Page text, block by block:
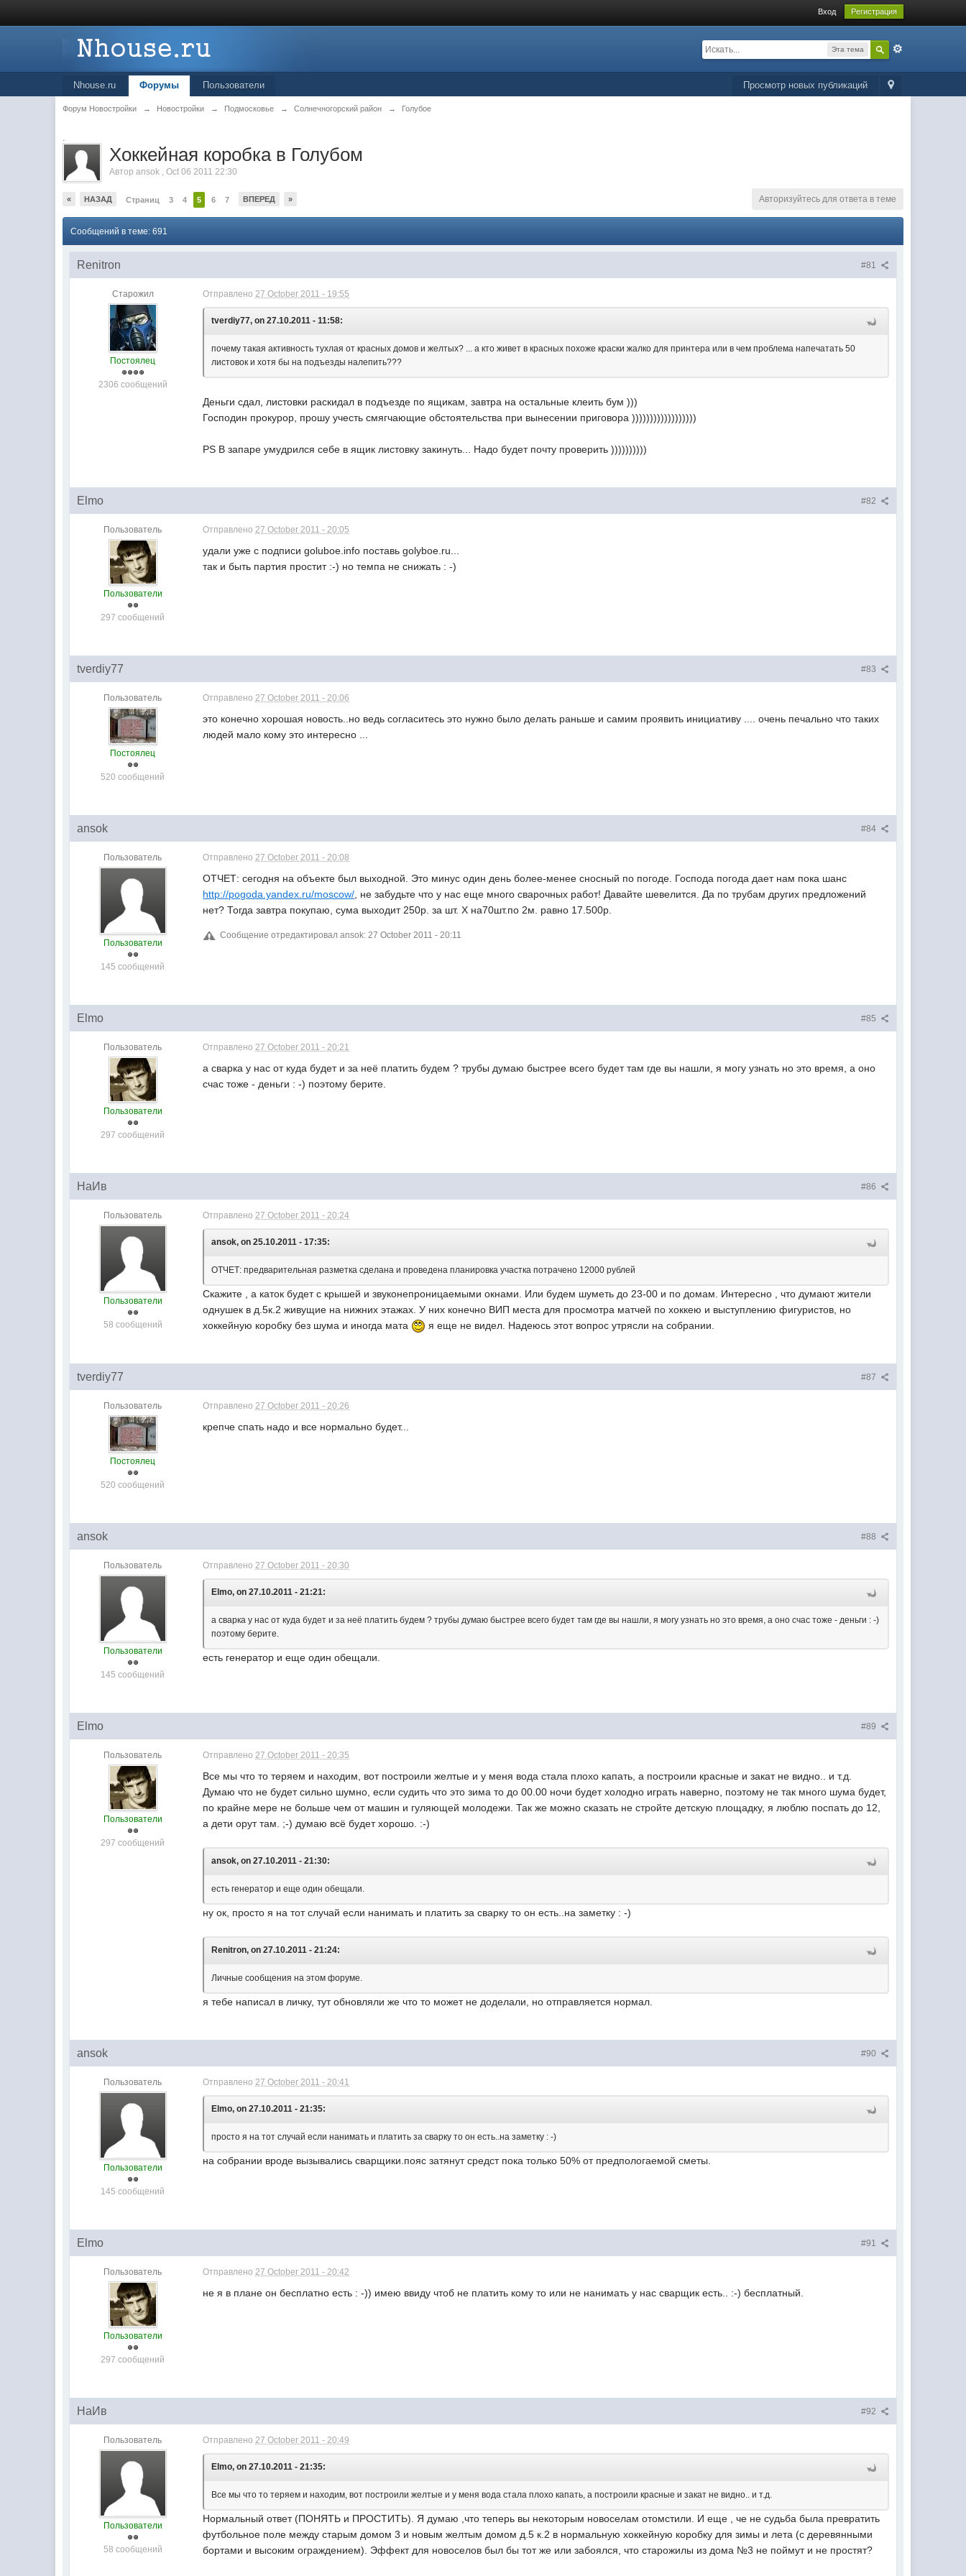
Вход Регистрация
Эта тема
Просмотр новых публикаций
Nhouse.ru Форумы Пользователи
Форум Новостройки → Новостройки → Подмосковье → Солнечногорский район → Голубое
.
Хоккейная коробка в Голубом
Авторansok ,Oct 06 2011 22:30
« НАЗАД Страниц 3 4 5 6 7 ВПЕРЕД » Авторизуйтесь для ответа в теме
Сообщений в теме: 691
#81
Renitron
Старожил
Постоялец
2306 сообщений
Отправлено27 October 2011 - 19:55
tverdiy77, on 27.10.2011 - 11:58:
почему такая активность тухлая от красных домов и желтых? ... а кто живет в красных похоже краски жалко для принтера или в чем проблема напечатать 50
листовок и хотя бы на подъезды налепить???
Деньги сдал, листовки раскидал в подъезде по ящикам, завтра на остальные клеить бум )))
Господин прокурор, прошу учесть смягчающие обстоятельства при вынесении приговора ))))))))))))))))))
PS В запаре умудрился себе в ящик листовку закинуть... Надо будет почту проверить ))))))))))
#82
Elmo
Пользователь
Пользователи
297 сообщений
Отправлено27 October 2011 - 20:05
удали уже с подписи goluboe.info поставь golyboe.ru...
так и быть партия простит :-) но темпа не снижать : -)
#83
tverdiy77
Пользователь
Постоялец
520 сообщений
Отправлено27 October 2011 - 20:06
это конечно хорошая новость..но ведь согласитесь это нужно было делать раньше и самим проявить инициативу .... очень печально что таких
людей мало кому это интересно ...
#84
ansok
Пользователь
Пользователи
145 сообщений
Отправлено27 October 2011 - 20:08
ОТЧЕТ: сегодня на объекте был выходной. Это минус один день более-менее сносный по погоде. Господа погода дает нам пока шанс
http://pogoda.yandex.ru/moscow/ , не забудьте что у нас еще много сварочных работ! Давайте шевелится. Да по трубам других предложений
нет? Тогда завтра покупаю, сума выходит 250р. за шт. Х на70шт.по 2м. равно 17.500р.
Сообщение отредактировал ansok: 27 October 2011 - 20:11
#85
Elmo
Пользователь
Пользователи
297 сообщений
Отправлено27 October 2011 - 20:21
а сварка у нас от куда будет и за неё платить будем ? трубы думаю быстрее всего будет там где вы нашли, я могу узнать но это время, а оно
счас тоже - деньги : -) поэтому берите.
#86
НаИв
Пользователь
Пользователи
58 сообщений
Отправлено27 October 2011 - 20:24
ansok, on 25.10.2011 - 17:35:
ОТЧЕТ: предварительная разметка сделана и проведена планировка участка потрачено 12000 рублей
Скажите , а каток будет с крышей и звуконепроницаемыми окнами. Или будем шуметь до 23-00 и по домам. Интересно , что думают жители
однушек в д.5к.2 живущие на нижних этажах. У них конечно ВИП места для просмотра матчей по хоккею и выступлению фигуристов, но
хоккейную коробку без шума и иногда мата
я еще не видел. Надеюсь этот вопрос утрясли на собрании.
#87
tverdiy77
Пользователь
Постоялец
520 сообщений
Отправлено27 October 2011 - 20:26
крепче спать надо и все нормально будет...
#88
ansok
Пользователь
Пользователи
145 сообщений
Отправлено27 October 2011 - 20:30
Elmo, on 27.10.2011 - 21:21:
а сварка у нас от куда будет и за неё платить будем ? трубы думаю быстрее всего будет там где вы нашли, я могу узнать но это время, а оно счас тоже - деньги : -)
поэтому берите.
есть генератор и еще один обещали.
#89
Elmo
Пользователь
Пользователи
297 сообщений
Отправлено27 October 2011 - 20:35
Все мы что то теряем и находим, вот построили желтые и у меня вода стала плохо капать, а построили красные и закат не видно.. и т.д.
Думаю что не будет сильно шумно, если судить что это зима то до 00.00 ночи будет холодно играть наверно, поэтому не так много шума будет,
по крайне мере не больше чем от машин и гуляющей молодежи. Так же можно сказать не стройте детскую площадку, я люблю поспать до 12,
а дети орут там. ;-) думаю всё будет хорошо. :-)
ansok, on 27.10.2011 - 21:30:
есть генератор и еще один обещали.
ну ок, просто я на тот случай если нанимать и платить за сварку то он есть..на заметку : -)
Renitron, on 27.10.2011 - 21:24:
Личные сообщения на этом форуме.
я тебе написал в личку, тут обновляли же что то может не доделали, но отправляется нормал.
#90
ansok
Пользователь
Пользователи
145 сообщений
Отправлено27 October 2011 - 20:41
Elmo, on 27.10.2011 - 21:35:
просто я на тот случай если нанимать и платить за сварку то он есть..на заметку : -)
на собрании вроде вызывались сварщики.пояс затянут средст пока только 50% от предпологаемой сметы.
#91
Elmo
Пользователь
Пользователи
297 сообщений
Отправлено27 October 2011 - 20:42
не я в плане он бесплатно есть : -)) имею ввиду чтоб не платить кому то или не нанимать у нас сварщик есть.. :-) бесплатный.
#92
НаИв
Пользователь
Пользователи
58 сообщений
Отправлено27 October 2011 - 20:49
Elmo, on 27.10.2011 - 21:35:
Все мы что то теряем и находим, вот построили желтые и у меня вода стала плохо капать, а построили красные и закат не видно.. и т.д.
Нормальный ответ (ПОНЯТЬ и ПРОСТИТЬ). Я думаю ,что теперь вы некоторым новоселам отомстили. И еще , че не судьба была превратить
футбольное поле между старым домом 3 и новым желтым домом д.5 к.2 в нормальную хоккейную коробку для зимы и лета (с деревянными
бортами и высоким ограждением). Эффект для новоселов был бы тот же или забоялся, что старожилы из дома №3 не поймут и не простят?